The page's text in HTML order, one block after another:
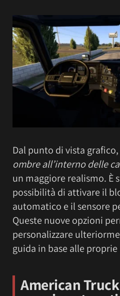
Dal punto di vista
ombre all’interno delle
un maggiore realismo. È
possibilità di attivare il
automatico e il sensore
Queste nuove opzioni
personalizzare
guida in base alle
American